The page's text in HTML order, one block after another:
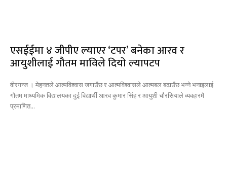
एसईईमा ४ जीपीए ल्याएर ‘टपर’ बनेका आरव र
आयुशीलाई गौतम माविले दियो ल्यापटप
वीरगन्ज । मेहनतले आत्मविश्वास जगाउँछ र आत्मविश्वासले आत्मबल बढाउँछ भन्ने भनाइलाई
गौतम माध्यमिक विद्यालयका दुई विद्यार्थी आरव कुमार सिंह र आयुशी चौरसियाले व्यवहारमै
प्रमाणित...